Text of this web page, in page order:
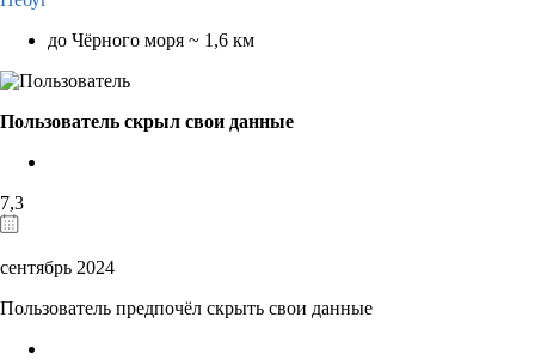
до Чёрного моря ~ 1,6 км
Пользователь скрыл свои данные
7,3
сентябрь 2024
Пользователь предпочёл скрыть свои данные